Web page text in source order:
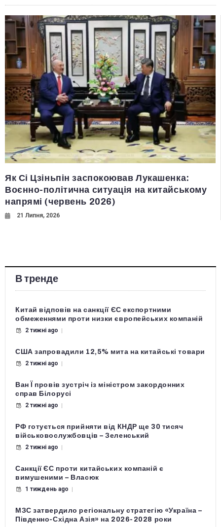
Як Сі Цзіньпін заспокоював Лукашенка:
Воєнно-політична ситуація на китайському
напрямі (червень 2026)
21 Липня, 2026
В тренде
Китай відповів на санкції ЄС експортними
обмеженнями проти низки європейських компаній
2 тижні ago
США запровадили 12,5% мита на китайські товари
2 тижні ago
Ван Ї провів зустріч із міністром закордонних
справ Білорусі
2 тижні ago
РФ готується прийняти від КНДР ще 30 тисяч
військовослужбовців – Зеленський
2 тижні ago
Санкції ЄС проти китайських компаній є
вимушеними – Власюк
1 тиждень ago
МЗС затвердило регіональну стратегію «Україна –
Південно-Східна Азія» на 2026-2028 роки